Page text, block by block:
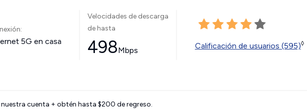
5G en casa
Velocidades de descarga
de hasta
498Mbps Calificación de usuarios (595)◊
cuenta + obtén hasta $200 de regreso.